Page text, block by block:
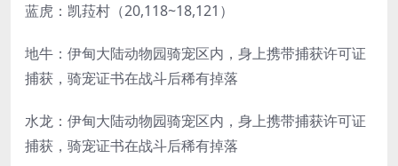
蓝虎：凯菈村（20,118~18,121）
地牛：伊甸大陆动物园骑宠区内，身上携带捕获许可证
捕获，骑宠证书在战斗后稀有掉落
水龙：伊甸大陆动物园骑宠区内，身上携带捕获许可证
捕获，骑宠证书在战斗后稀有掉落